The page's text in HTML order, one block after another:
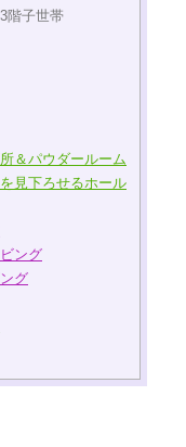
階子世帯
＆パウダールーム
見下ろせるホール
ング
グ